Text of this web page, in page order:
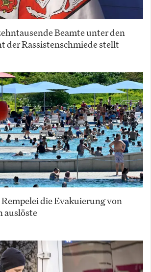
Beamte unter den
der Rassistenschmiede stellt
Rempelei die Evakuierung von
auslöste